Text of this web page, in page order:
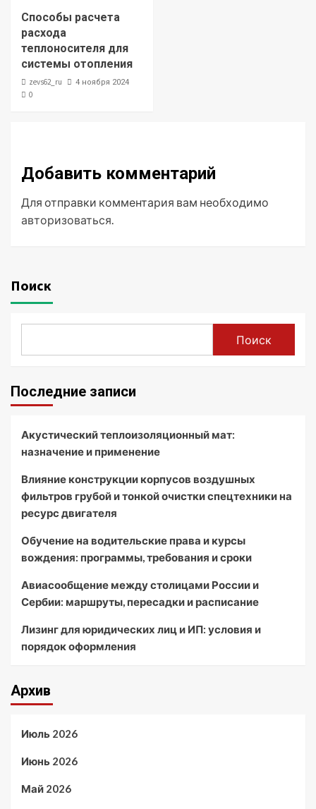
Способы расчета
расхода
теплоносителя для
системы отопления
zevs62_ru 4 ноября 2024
0
Добавить комментарий
Для отправки комментария вам необходимо
авторизоваться.
Поиск
Поиск
Последние записи
Акустический теплоизоляционный мат:
назначение и применение
Влияние конструкции корпусов воздушных
фильтров грубой и тонкой очистки спецтехники на
ресурс двигателя
Обучение на водительские права и курсы
вождения: программы, требования и сроки
Авиасообщение между столицами России и
Сербии: маршруты, пересадки и расписание
Лизинг для юридических лиц и ИП: условия и
порядок оформления
Архив
Июль 2026
Июнь 2026
Май 2026